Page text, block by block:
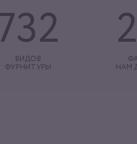
732
ВИДОВ
ФУРНИТУРЫ
НАМ